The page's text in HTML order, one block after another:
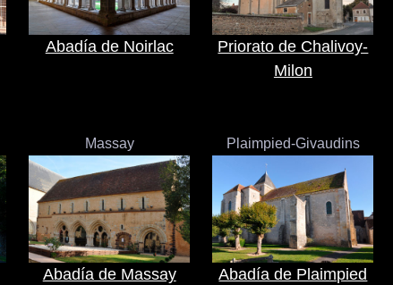
Abadía de Noirlac
Priorato de Chalivoy-
Milon
Massay
Abadía de Massay
Plaimpied-Givaudins
Abadía de Plaimpied